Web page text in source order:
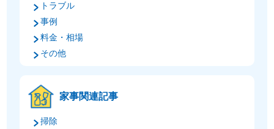
トラブル
事例
料金・相場
その他
家事関連記事
掃除